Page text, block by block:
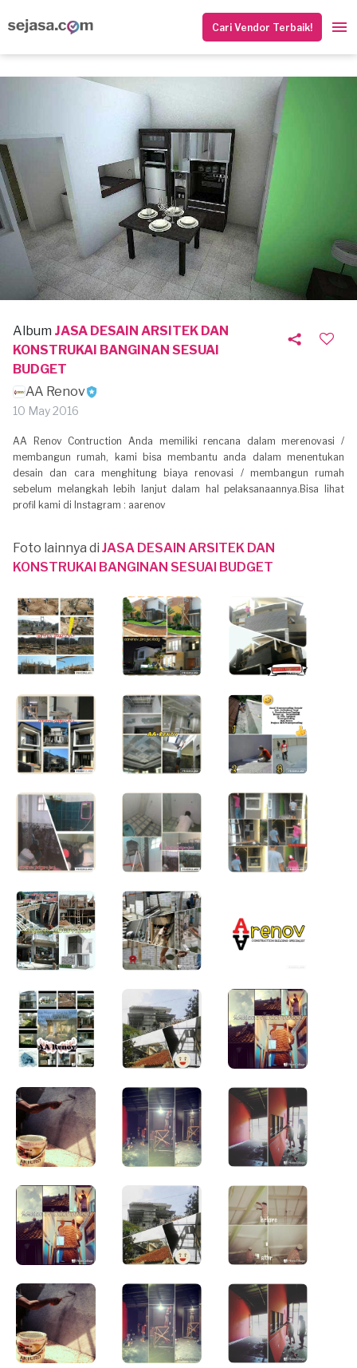
Cari Vendor Terbaik!
Album JASA DESAIN ARSITEK DAN
KONSTRUKAI BANGINAN SESUAI
BUDGET
AA Renov
10 May 2016
AA Renov Contruction Anda memiliki rencana dalam merenovasi /
membangun rumah, kami bisa membantu anda dalam menentukan
desain dan cara menghitung biaya renovasi / membangun rumah
sebelum melangkah lebih lanjut dalam hal pelaksanaannya.Bisa lihat
profil kami di Instagram : aarenov
Foto lainnya di JASA DESAIN ARSITEK DAN
KONSTRUKAI BANGINAN SESUAI BUDGET